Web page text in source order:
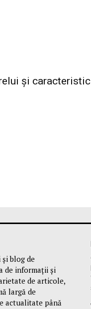
și
blog de
de informații și
de articole,
largă de
actualitate până